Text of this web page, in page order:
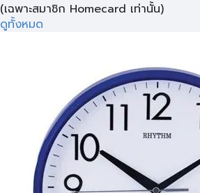
(เฉพาะสมาชิก Homecard เท่านั้น)
ดูทั้งหมด